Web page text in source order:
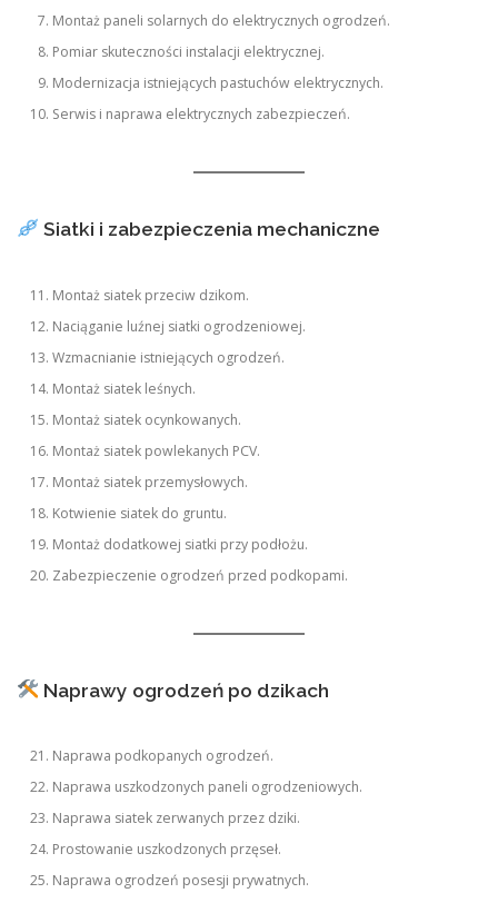
Montaż paneli solarnych do elektrycznych ogrodzeń.
Pomiar skuteczności instalacji elektrycznej.
Modernizacja istniejących pastuchów elektrycznych.
Serwis i naprawa elektrycznych zabezpieczeń.
Siatki i zabezpieczenia mechaniczne
Montaż siatek przeciw dzikom.
Naciąganie luźnej siatki ogrodzeniowej.
Wzmacnianie istniejących ogrodzeń.
Montaż siatek leśnych.
Montaż siatek ocynkowanych.
Montaż siatek powlekanych PCV.
Montaż siatek przemysłowych.
Kotwienie siatek do gruntu.
Montaż dodatkowej siatki przy podłożu.
Zabezpieczenie ogrodzeń przed podkopami.
Naprawy ogrodzeń po dzikach
Naprawa podkopanych ogrodzeń.
Naprawa uszkodzonych paneli ogrodzeniowych.
Naprawa siatek zerwanych przez dziki.
Prostowanie uszkodzonych przęseł.
Naprawa ogrodzeń posesji prywatnych.